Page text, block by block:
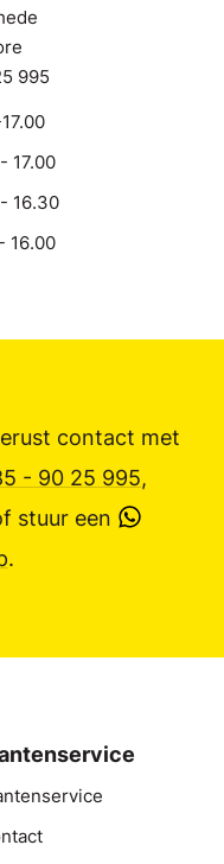
995
17.00
16.30
16.00
contact met
- 90 25 995,
stuur een
.